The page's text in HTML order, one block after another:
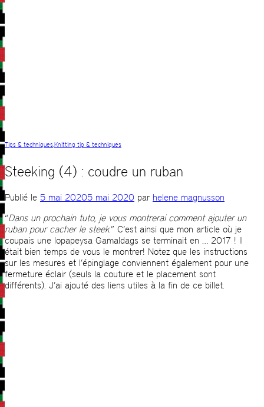
Tips & techniques,Knitting tip & techniques
Steeking (4) : coudre un ruban
Publié le 5 mai 20205 mai 2020 par helene magnusson
“Dans un prochain tuto, je vous montrerai comment ajouter un
ruban pour cacher le steek.” C’est ainsi que mon article où je
coupais une lopapeysa Gamaldags se terminait en … 2017 ! Il
était bien temps de vous le montrer! Notez que les instructions
sur les mesures et l’épinglage conviennent également pour une
fermeture éclair (seuls la couture et le placement sont
différents). J’ai ajouté des liens utiles à la fin de ce billet.